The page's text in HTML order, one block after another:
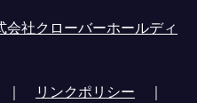
会社クローバーホールディ
｜ リンクポリシー ｜